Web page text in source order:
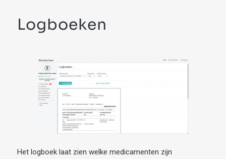
Logboeken
Het logboek laat zien welke medicamenten zijn